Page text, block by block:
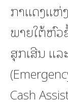
ກາແດງແຫ່
ພາຍໃຕ້ຫົວ
ສຸກເສີນ ແ
Cash